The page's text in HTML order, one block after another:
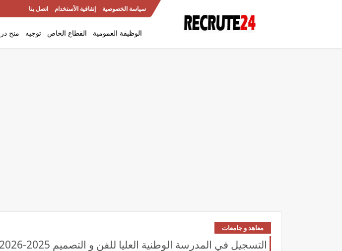
سياسة الخصوصية إتفاقية الأستخدام اتصل بنا
الوظيفة العمومية القطاع الخاص توجيه منح
معاهد و جامعات
التسجيل في المدرسة الوطنية العليا للفن و التصميم 2025-2026 ENSAD